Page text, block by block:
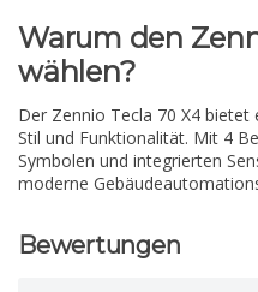
Warum den
wählen?
Der Zennio Tecla 70 X4
Stil und Funktionalität. Mit 4
Symbolen und integrierten
moderne
Bewertungen